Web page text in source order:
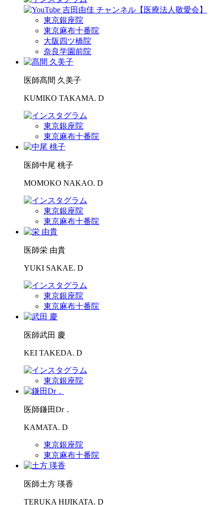
東京銀座院
東京麻布十番院
大阪四ツ橋院
奈良学園前院
医師髙間 久美子
KUMIKO TAKAMA. D
東京銀座院
東京麻布十番院
医師中尾 桃子
MOMOKO NAKAO. D
東京銀座院
東京麻布十番院
医師栄 由貴
YUKI SAKAE. D
東京銀座院
東京麻布十番院
医師武田 慶
KEI TAKEDA. D
東京銀座院
医師鎌田Dr．
KAMATA. D
東京銀座院
東京麻布十番院
医師土方 瑛香
TERUKA HIJIKATA. D